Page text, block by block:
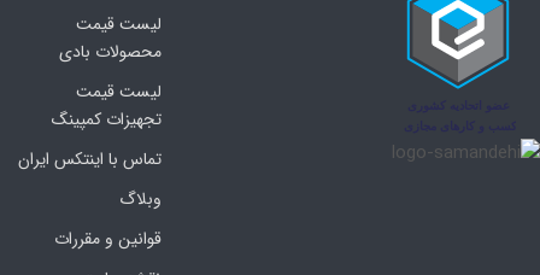
لیست قیمت
محصولات بادی
لیست قیمت
تجهیزات کمپینگ
تماس با اینتکس ایران
وبلاگ
قوانین و مقررات